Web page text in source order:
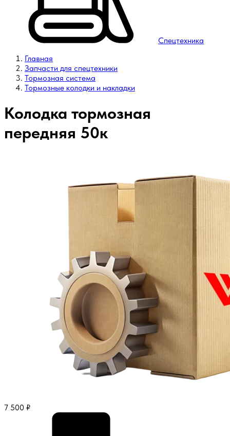
Спецтехника
Главная
Запчасти для спецтехники
Тормозная система
Тормозные колодки и накладки
Колодка тормозная
передняя 50к
7 500 ₽